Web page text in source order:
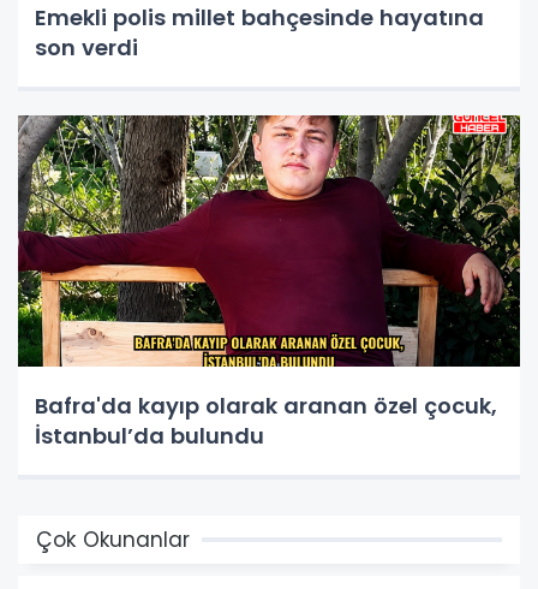
Emekli polis millet bahçesinde hayatına
son verdi
Bafra'da kayıp olarak aranan özel çocuk,
İstanbul’da bulundu
Çok Okunanlar